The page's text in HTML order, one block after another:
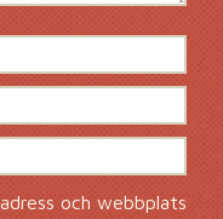
och webbplats